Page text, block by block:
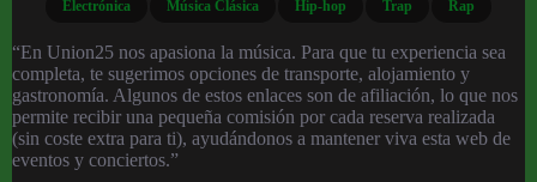
Electrónica Música Clásica Hip-hop Trap Rap
“En Union25 nos apasiona la música. Para que tu experiencia sea
completa, te sugerimos opciones de transporte, alojamiento y
gastronomía. Algunos de estos enlaces son de afiliación, lo que nos
permite recibir una pequeña comisión por cada reserva realizada
(sin coste extra para ti), ayudándonos a mantener viva esta web de
eventos y conciertos.”